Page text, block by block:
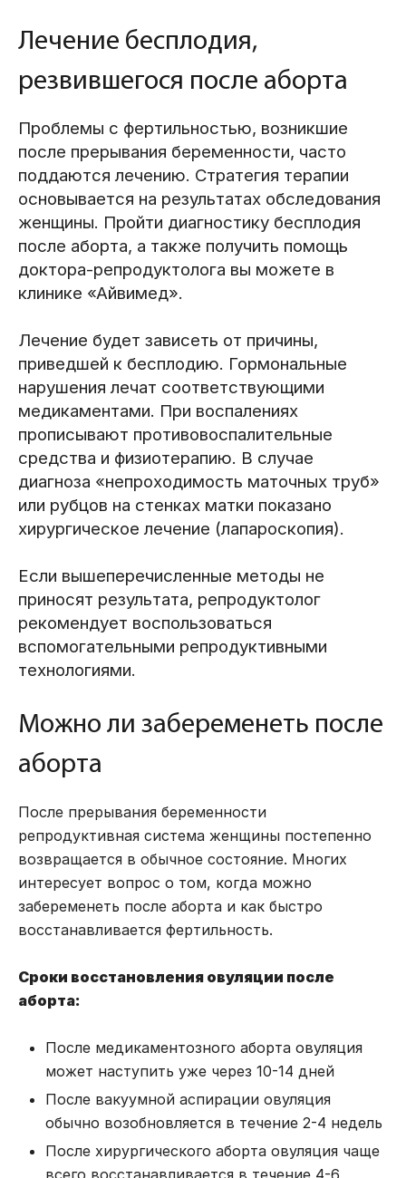
Лечение бесплодия,
резвившегося после аборта
Проблемы с фертильностью, возникшие
после прерывания беременности, часто
поддаются лечению. Стратегия терапии
основывается на результатах обследования
женщины. Пройти диагностику бесплодия
после аборта, а также получить помощь
доктора-репродуктолога вы можете в
клинике «Айвимед».
Лечение будет зависеть от причины,
приведшей к бесплодию. Гормональные
нарушения лечат соответствующими
медикаментами. При воспалениях
прописывают противовоспалительные
средства и физиотерапию. В случае
диагноза «непроходимость маточных труб»
или рубцов на стенках матки показано
хирургическое лечение (лапароскопия).
Если вышеперечисленные методы не
приносят результата, репродуктолог
рекомендует воспользоваться
вспомогательными репродуктивными
технологиями.
Можно ли забеременеть после
аборта
После прерывания беременности
репродуктивная система женщины постепенно
возвращается в обычное состояние. Многих
интересует вопрос о том, когда можно
забеременеть после аборта и как быстро
восстанавливается фертильность.
Сроки восстановления овуляции после
аборта:
После медикаментозного аборта овуляция
может наступить уже через 10-14 дней
После вакуумной аспирации овуляция
обычно возобновляется в течение 2-4 недель
После хирургического аборта овуляция чаще
всего восстанавливается в течение 4-6